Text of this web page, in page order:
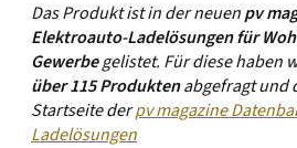
Das Produkt ist in der neuenpv
Elektroauto-Ladelösungen für
Gewerbegelistet. Für diese haben
über 115 Produktenabgefragt und
Startseite derpv magazine
Ladelösungen